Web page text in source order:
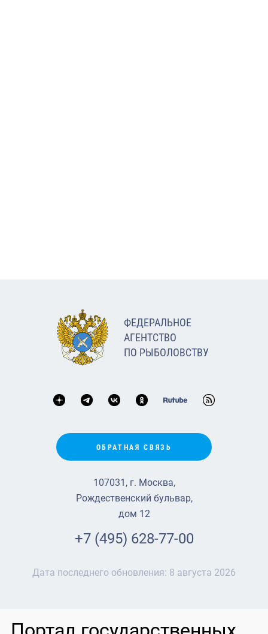
ФЕДЕРАЛЬНОЕ
АГЕНТСТВО
ПО РЫБОЛОВСТВУ
ОБРАТНАЯ СВЯЗЬ
107031, г. Москва,
Рождественский бульвар,
дом 12
+7 (495) 628-77-00
Дата последнего обновления: 8 августа 2026